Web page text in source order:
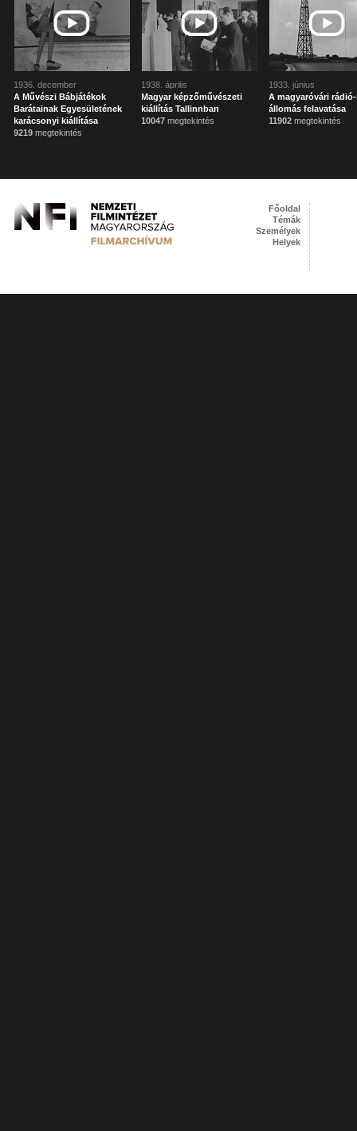
1936. december
A Művészi Bábjátékok
Barátainak Egyesületének
karácsonyi kiállítása
9219 megtekintés
1938. április
Magyar képzőművészeti
kiállítás Tallinnban
10047 megtekintés
1933. június
A magyaróvári
állomás felavatása
11902 megtekintés
Főoldal
Témák
Személyek
Helyek